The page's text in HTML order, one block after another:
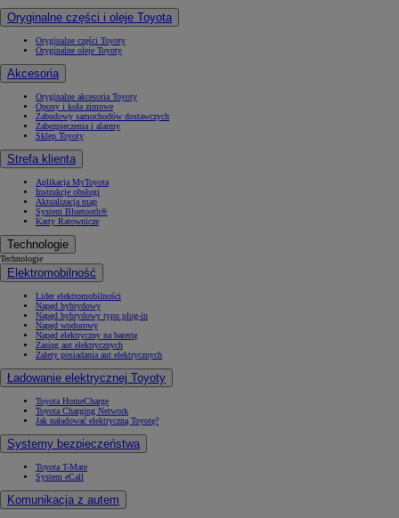
Oryginalne części i oleje Toyota
Oryginalne części Toyoty
Oryginalne oleje Toyoty
Akcesoria
Oryginalne akcesoria Toyoty
Opony i koła zimowe
Zabudowy samochodów dostawczych
Zabezpieczenia i alarmy
Sklep Toyoty
Strefa klienta
Aplikacja MyToyota
Instrukcje obsługi
Aktualizacja map
System Bluetooth®
Karty Ratownicze
Technologie
Technologie
Elektromobilność
Lider elektromobilności
Napęd hybrydowy
Napęd hybrydowy typu plug-in
Napęd wodorowy
Napęd elektryczny na baterię
Zasięg aut elektrycznych
Zalety posiadania aut elektrycznych
Ładowanie elektrycznej Toyoty
Toyota HomeCharge
Toyota Charging Network
Jak naładować elektryczną Toyotę?
Systemy bezpieczeństwa
Toyota T-Mate
System eCall
Komunikacja z autem